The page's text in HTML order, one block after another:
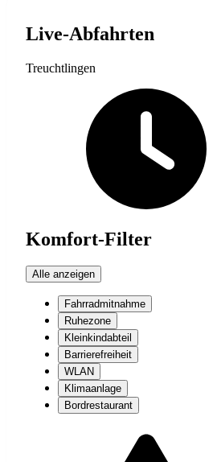
Live-Abfahrten
Treuchtlingen
Komfort-Filter
Alle anzeigen
Fahrradmitnahme
Ruhezone
Kleinkindabteil
Barrierefreiheit
WLAN
Klimaanlage
Bordrestaurant